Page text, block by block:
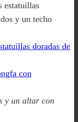
estatuillas
y un techo
y un altar con